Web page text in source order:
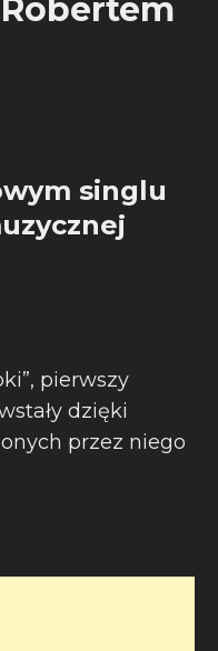
singlu
pierwszy
dzięki
przez niego